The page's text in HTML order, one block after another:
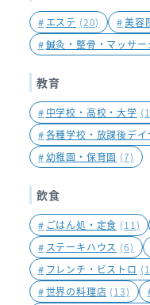
# エステ (20) #美容
#鍼灸・整骨・マッサー
教育
# 中学校・高校・大学
#各種学校・放課後デ
#幼稚園・保育園 (7)
飲食
# ごはん処・定食 (11)
# ステーキハウス (6)
# フレンチ・ビストロ
#世界の料理店 (13)